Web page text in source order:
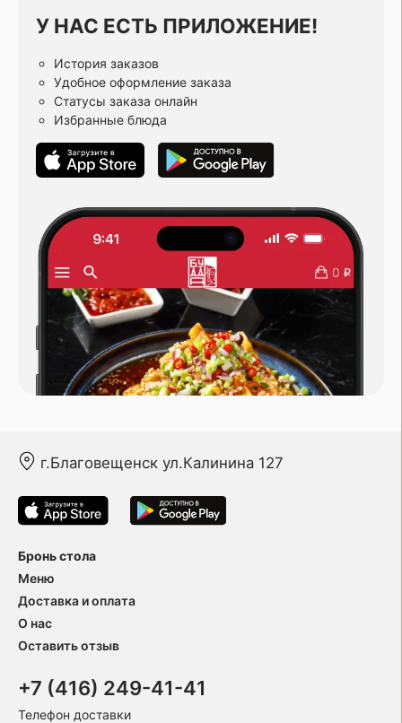
У НАС ЕСТЬ ПРИЛОЖЕНИЕ!
История заказов
Удобное оформление заказа
Статусы заказа онлайн
Избранные блюда
г.Благовещенск ул.Калинина 127
Бронь стола
Меню
Доставка и оплата
О нас
Оставить отзыв
+7 (416) 249-41-41
Телефон доставки